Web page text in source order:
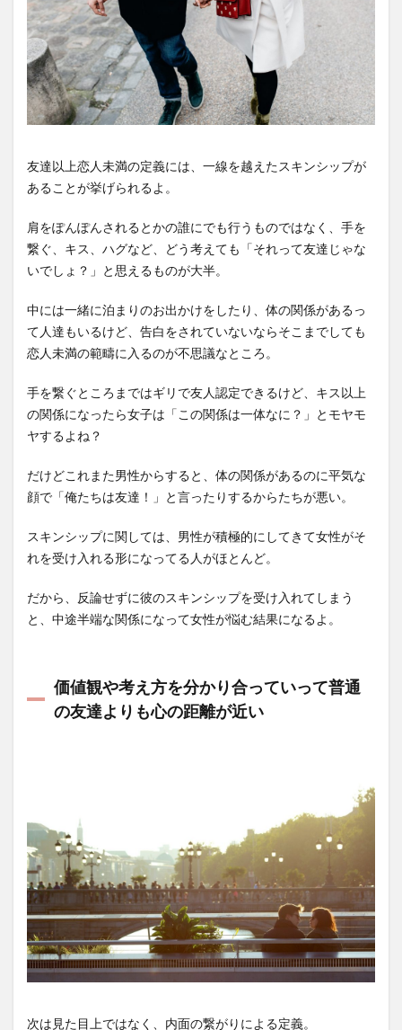
友達以上恋人未満の定義には、一線を越えたスキンシップが
あることが挙げられるよ。
肩をぽんぽんされるとかの誰にでも行うものではなく、手を
繋ぐ、キス、ハグなど、どう考えても「それって友達じゃな
いでしょ？」と思えるものが大半。
中には一緒に泊まりのお出かけをしたり、体の関係があるっ
て人達もいるけど、告白をされていないならそこまでしても
恋人未満の範疇に入るのが不思議なところ。
手を繋ぐところまではギリで友人認定できるけど、キス以上
の関係になったら女子は「この関係は一体なに？」とモヤモ
ヤするよね？
だけどこれまた男性からすると、体の関係があるのに平気な
顔で「俺たちは友達！」と言ったりするからたちが悪い。
スキンシップに関しては、男性が積極的にしてきて女性がそ
れを受け入れる形になってる人がほとんど。
だから、反論せずに彼のスキンシップを受け入れてしまう
と、中途半端な関係になって女性が悩む結果になるよ。
価値観や考え方を分かり合っていって普通
の友達よりも心の距離が近い
次は見た目上ではなく、内面の繋がりによる定義。